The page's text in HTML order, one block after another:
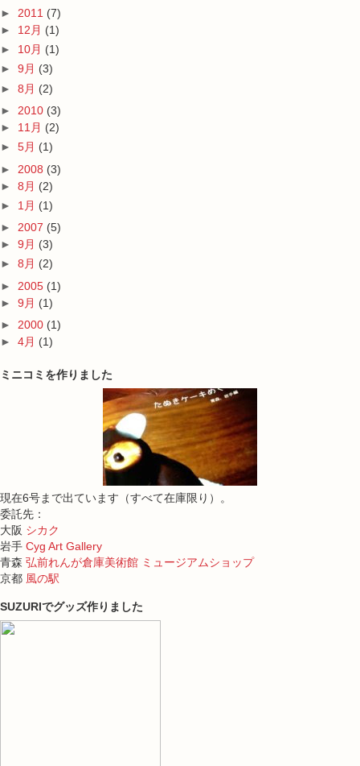
► 2011 (7)
► 12月 (1)
► 10月 (1)
► 9月 (3)
► 8月 (2)
► 2010 (3)
► 11月 (2)
► 5月 (1)
► 2008 (3)
► 8月 (2)
► 1月 (1)
► 2007 (5)
► 9月 (3)
► 8月 (2)
► 2005 (1)
► 9月 (1)
► 2000 (1)
► 4月 (1)
ミニコミを作りました
現在6号まで出ています（すべて在庫限り）。
委託先：
大阪 シカク
岩手 Cyg Art Gallery
青森 弘前れんが倉庫美術館 ミュージアムショップ
京都 風の駅
SUZURIでグッズ作りました